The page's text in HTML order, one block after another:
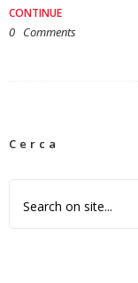
CONTINUE
0 Comments
Cerca